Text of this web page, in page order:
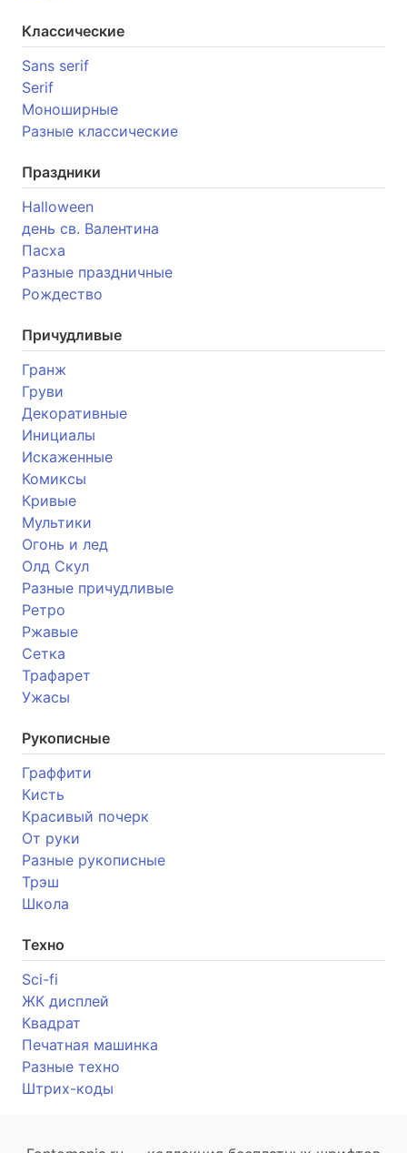
Классические
Sans serif
Serif
Моноширные
Разные классические
Праздники
Halloween
день св. Валентина
Пасха
Разные праздничные
Рождество
Причудливые
Гранж
Груви
Декоративные
Инициалы
Искаженные
Комиксы
Кривые
Мультики
Огонь и лед
Олд Скул
Разные причудливые
Ретро
Ржавые
Сетка
Трафарет
Ужасы
Рукописные
Граффити
Кисть
Красивый почерк
От руки
Разные рукописные
Трэш
Школа
Техно
Sci-fi
ЖК дисплей
Квадрат
Печатная машинка
Разные техно
Штрих-коды